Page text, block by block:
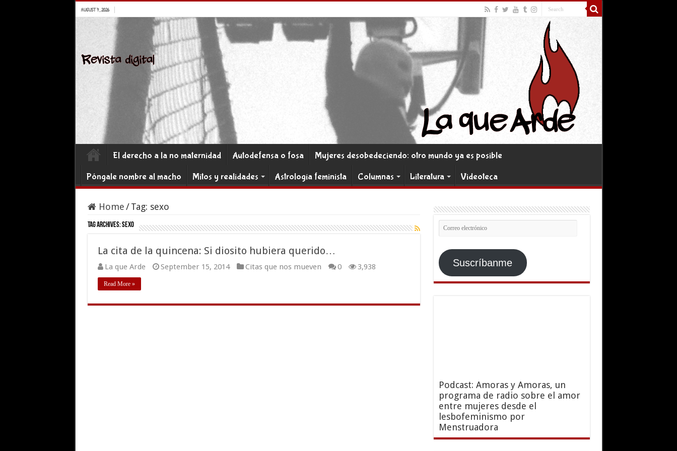
AUGUST 7, 2026
El derecho a la no maternidad Autodefensa o fosa
Mujeres desobedeciendo: otro mundo ya es posible
Póngale nombre al macho
Mitos y realidades Astrología feminista Columnas Literatura Videoteca
Home/ Tag: sexo
Tag Archives:sexo
La cita de la quincena: Si diosito hubiera querido…
La que Arde September 15, 2014 Citas que nos mueven 0 3,938
Read More »
Correo
electrónico
Suscríbanme
Podcast: Amoras y Amoras, un
programa de radio sobre el amor
entre mujeres desde el
lesbofeminismo por
Menstruadora